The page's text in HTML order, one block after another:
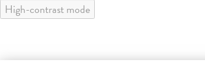
High-contrast mode